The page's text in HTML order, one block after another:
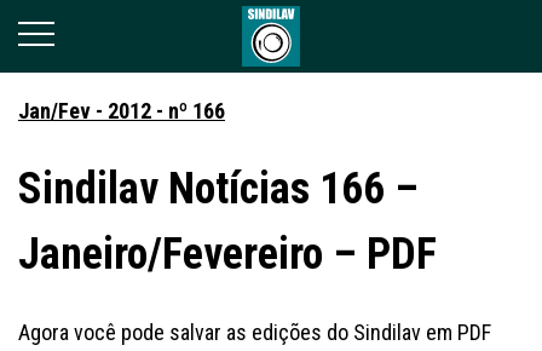
Jan/Fev - 2012 - nº 166
Sindilav Notícias 166 –
Janeiro/Fevereiro – PDF
Agora você pode salvar as edições do Sindilav em PDF